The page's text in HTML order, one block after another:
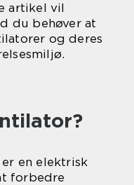
artikel vil
du behøver at
og deres
en elektrisk
forbedre